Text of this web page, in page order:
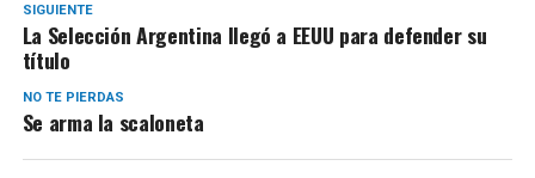
SIGUIENTE
La Selección Argentina llegó a EEUU para defender su
título
NO TE PIERDAS
Se arma la scaloneta